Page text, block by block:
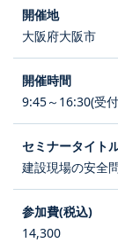
大阪府大阪市
9:45～16:30(受
建設現場の安全
14,300